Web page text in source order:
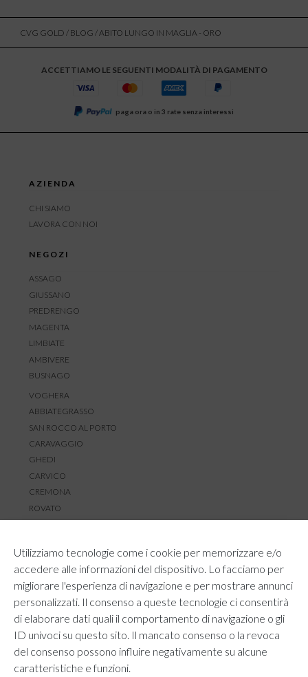
Utilizziamo tecnologie come i cookie per memorizzare e/o
accedere alle informazioni del dispositivo. Lo facciamo per
migliorare l'esperienza di navigazione e per mostrare annunci
personalizzati. Il consenso a queste tecnologie ci consentirà
di elaborare dati quali il comportamento di navigazione o gli
ID univoci su questo sito. Il mancato consenso o la revoca
del consenso possono influire negativamente su alcune
caratteristiche e funzioni.
CVG GOLD / BLOG / ABITO LUNGO IN MAGLIA - ORO
ACCETTIAMO LE SEGUENTI MODALITÀ DI PAGAMENTO
paga ora o in 3 rate senza interessi
AZIENDA
CHI SIAMO
LAVORA CON NOI
NEGOZI
ASSAGO
GIUSSANO
PREDRENGO
MAGENTA
LIMBIATE
AMBIVERE
BUSNAGO
VOGHERA
ABBIATEGRASSO
SAN ROCCO AL PORTO
CARAVAGGIO
GHEDI
CARVICO
CREMONA
ROVATO
RESI E RIMBORSI
REGOLAMENTO LOYALTY
CONTATTACI